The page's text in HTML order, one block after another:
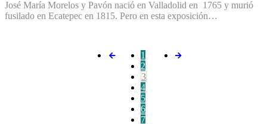
José María Morelos y Pavón nació en Valladolid en 1765 y murió
fusilado en Ecatepec en 1815. Pero en esta exposición…
1
2
3
4
5
6
7